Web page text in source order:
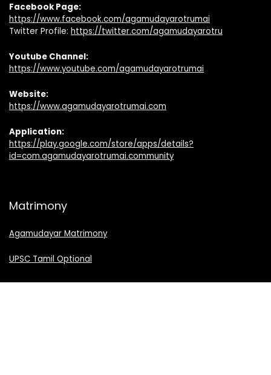
Facebook Page:
https://www.facebook.com/agamudayarotrumai
Twitter Profile: https://twitter.com/agamudayarotru
Youtube Channel:
https://www.youtube.com/agamudayarotrumai
Website:
https://www.agamudayarotrumai.com
Application:
https://play.google.com/store/apps/details?
id=com.agamudayarotrumai.community
Matrimony
Agamudayar Matrimony
UPSC Tamil Optional